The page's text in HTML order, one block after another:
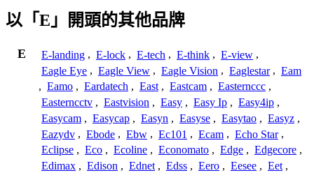
以「E」開頭的其他品牌
E E-landing , E-lock , E-tech , E-think , E-view ,
Eagle Eye , Eagle View , Eagle Vision , Eaglestar , Eam
, Eamo , Eardatech , East , Eastcam , Easternccc ,
Easterncctv , Eastvision , Easy , Easy Ip , Easy4ip ,
Easycam , Easycap , Easyn , Easyse , Easytao , Easyz ,
Eazydv , Ebode , Ebw , Ec101 , Ecam , Echo Star ,
Eclipse , Eco , Ecoline , Economato , Edge , Edgecore ,
Edimax , Edison , Ednet , Edss , Eero , Eesee , Eet ,